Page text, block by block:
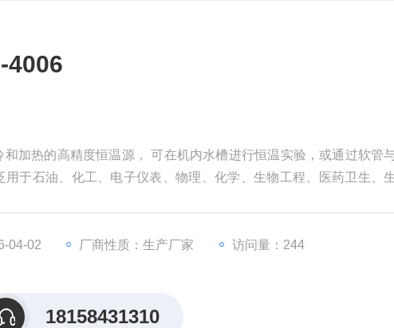
4006
加热的高精度恒温源， 可在机内水槽进行恒温实验，或通过软管
于石油、化工、电子仪表、物理、化学、生物工程、医药卫生、
04-02 厂商性质：生产厂家 访问量：244
18158431310